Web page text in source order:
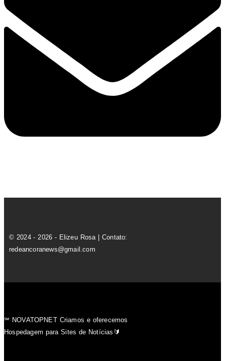
© 2024 - 2026 - Elizeu Rosa | Contato:
redeancoranews@gmail.com
℠ NOVATOPNET Criamos e oferecemos
Hospedagem para Sites de Notícias🔰